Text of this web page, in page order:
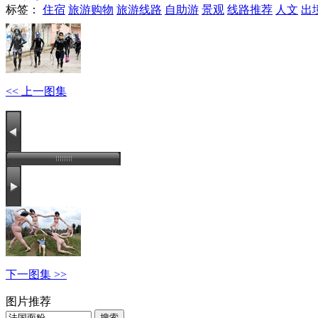
标签： 住宿 旅游购物 旅游线路 自助游 景观 线路推荐 人文 出
<< 上一图集
下一图集 >>
图片推荐